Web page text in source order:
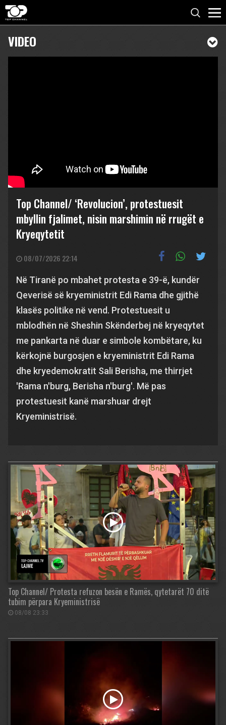
VIDEO
Top Channel/ ‘Revolucion’, protestuesit
mbyllin fjalimet, nisin marshimin në rrugët e
Kryeqytetit
08/07/2026 22:14
Në Tiranë po mbahet protesta e 39-ë, kundër
Qeverisë së kryeministrit Edi Rama dhe gjithë
klasës politike në vend. Protestuesit u
mblodhën në Sheshin Skënderbej në kryeqytet
me pankarta në duar e simbole kombëtare, ku
kërkojnë burgosjen e kryeministrit Edi Rama
dhe kryedemokratit Sali Berisha, me thirrjet
'Rama n'burg, Berisha n'burg'. Më pas
protestuesit kanë marshuar drejt
Kryeministrisë.
Top Channel/ Protesta refuzon besën e Ramës, qytetarët 70 ditë
tubim përpara Kryeministrisë
08/08 23:33